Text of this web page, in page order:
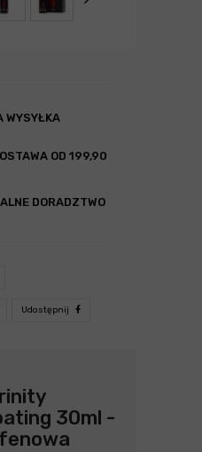
WYSYŁKA
OD 199,90
DORADZTWO
Udostępnij
30ml -